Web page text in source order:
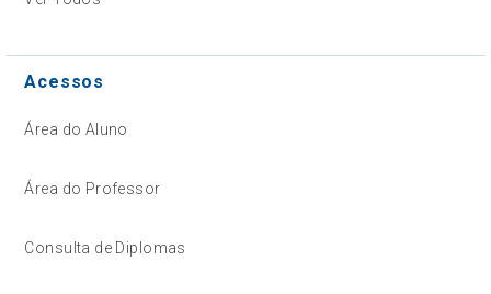
Acessos
Área do Aluno
Área do Professor
Consulta de Diplomas